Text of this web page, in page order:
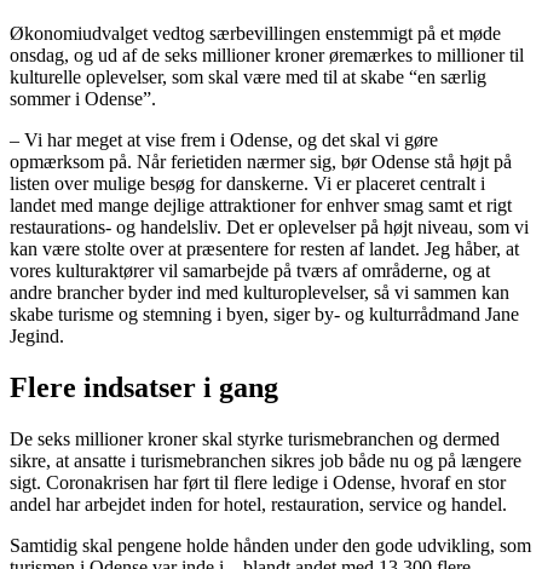
Økonomiudvalget vedtog særbevillingen enstemmigt på et møde
onsdag, og ud af de seks millioner kroner øremærkes to millioner til
kulturelle oplevelser, som skal være med til at skabe “en særlig
sommer i Odense”.
– Vi har meget at vise frem i Odense, og det skal vi gøre
opmærksom på. Når ferietiden nærmer sig, bør Odense stå højt på
listen over mulige besøg for danskerne. Vi er placeret centralt i
landet med mange dejlige attraktioner for enhver smag samt et rigt
restaurations- og handelsliv. Det er oplevelser på højt niveau, som vi
kan være stolte over at præsentere for resten af landet. Jeg håber, at
vores kulturaktører vil samarbejde på tværs af områderne, og at
andre brancher byder ind med kulturoplevelser, så vi sammen kan
skabe turisme og stemning i byen, siger by- og kulturrådmand Jane
Jegind.
Flere indsatser i gang
De seks millioner kroner skal styrke turismebranchen og dermed
sikre, at ansatte i turismebranchen sikres job både nu og på længere
sigt. Coronakrisen har ført til flere ledige i Odense, hvoraf en stor
andel har arbejdet inden for hotel, restauration, service og handel.
Samtidig skal pengene holde hånden under den gode udvikling, som